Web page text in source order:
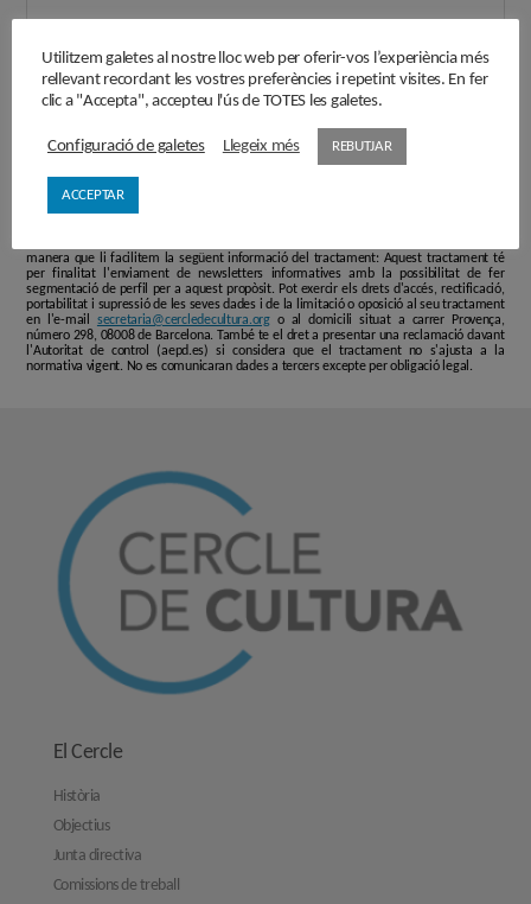
L'informem que les dades personals que faciliti en aquest formulari passaran a formar
part d'un fitxer responsabilitat de ASSOCIACIÓ CERCLE DE CULTURA 2010, i que seran
manera que li facilitem la següent informació del tractament: Aquest tractament té
per finalitat l'enviament de newsletters informatives amb la possibilitat de fer
segmentació de perfil per a aquest propòsit. Pot exercir els drets d'accés, rectificació,
portabilitat i supressió de les seves dades i de la limitació o oposició al seu tractament
en l'e-mail secretaria@cercledecultura.orgo al domicili situat a carrer Provença,
número 298, 08008 de Barcelona. També te el dret a presentar una reclamació davant
l'Autoritat de control (aepd.es) si considera que el tractament no s'ajusta a la
normativa vigent. No es comunicaran dades a tercers excepte per obligació legal.
El Cercle
Història
Objectius
Junta directiva
Comissions de treball
Utilitzem galetes al nostre lloc web per oferir-vos l’experiència més
rellevant recordant les vostres preferències i repetint visites. En fer
clic a "Accepta", accepteu l'ús de TOTES les galetes.
Configuració de galetes Llegeix més REBUTJAR
ACCEPTAR